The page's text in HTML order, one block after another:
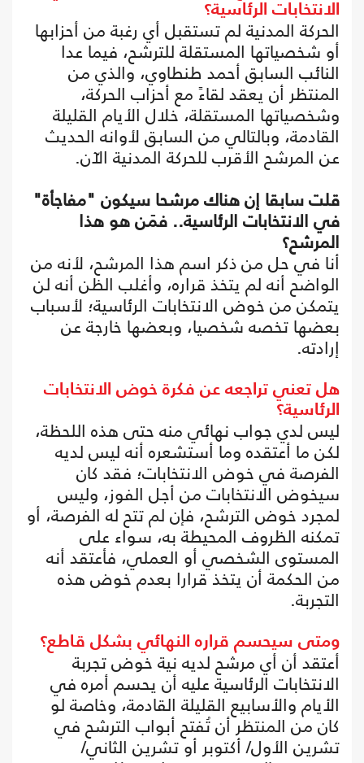
الانتخابات الرئاسية؟
الحركة المدنية لم تستقبل أي رغبة من أحزابها
أو شخصياتها المستقلة للترشح، فيما عدا
النائب السابق أحمد طنطاوي، والذي من
المنتظر أن يعقد لقاءً مع أحزاب الحركة،
وشخصياتها المستقلة، خلال الأيام القليلة
القادمة، وبالتالي من السابق لأوانه الحديث
عن المرشح الأقرب للحركة المدنية الآن.
قلت سابقا إن هناك مرشحا سيكون "مفاجأة"
في الانتخابات الرئاسية.. فمَن هو هذا
المرشح؟
أنا في حل من ذكر اسم هذا المرشح، لأنه من
الواضح أنه لم يتخذ قراره، وأغلب الظن أنه لن
يتمكن من خوض الانتخابات الرئاسية؛ لأسباب
بعضها تخصه شخصيا، وبعضها خارجة عن
إرادته.
هل تعني تراجعه عن فكرة خوض الانتخابات
الرئاسية؟
ليس لدي جواب نهائي منه حتى هذه اللحظة،
لكن ما أعتقده وما أستشعره أنه ليس لديه
الفرصة في خوض الانتخابات؛ فقد كان
سيخوض الانتخابات من أجل الفوز، وليس
لمجرد خوض الترشح، فإن لم تتح له الفرصة، أو
تمكنه الظروف المحيطة به، سواء على
المستوى الشخصي أو العملي، فأعتقد أنه
من الحكمة أن يتخذ قرارا بعدم خوض هذه
التجربة.
ومتى سيحسم قراره النهائي بشكل قاطع؟
أعتقد أن أي مرشح لديه نية خوض تجربة
الانتخابات الرئاسية عليه أن يحسم أمره في
الأيام والأسابيع القليلة القادمة، وخاصة لو
كان من المنتظر أن تُفتح أبواب الترشح في
تشرين الأول/ أكتوبر أو تشرين الثاني/